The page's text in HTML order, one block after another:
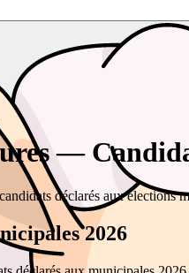
—
déclarés aux élections
2026